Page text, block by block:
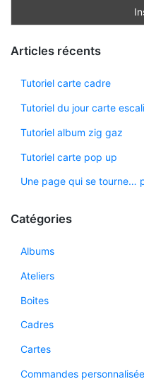
Articles récents
Tutoriel carte cadre
Tutoriel du jour carte
Tutoriel album zig gaz
Tutoriel carte pop up
Une page qui se tourne…
Catégories
Albums
Ateliers
Boites
Cadres
Cartes
Commandes